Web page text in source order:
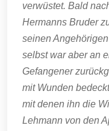
verwüstet. Bald
Hermanns Bruder
seinen
selbst war aber an
Gefangener
mit Wunden
mit denen ihn die
Lehmann von den